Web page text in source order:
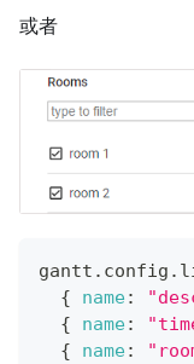
或者
gantt . config .
{
name:
{
name:
{
name: